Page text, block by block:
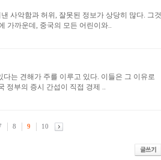
사악함과 허위, 잘못된 정보가 상당히 많다. 그것
가까운데, 중국의 모든 어린이와..
는 견해가 주를 이루고 있다. 이들은 그 이유로
정부의 증시 간섭이 직접 경제 ..
8 9 10